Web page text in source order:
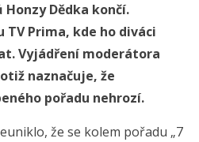
Dědka končí.
Prima, kde ho diváci
Vyjádření moderátora
naznačuje, že
pořadu nehrozí.
že se kolem pořadu „7